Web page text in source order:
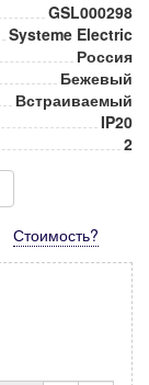
GSL000298
Systeme Electric
Россия
Бежевый
Встраиваемый
IP20
2
Стоимость?